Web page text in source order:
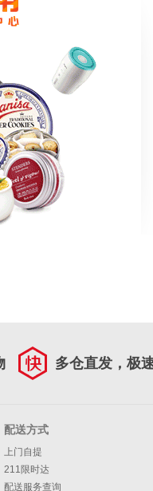
多仓直发，极
配送方式
上门自提
211限时达
配送服务查询